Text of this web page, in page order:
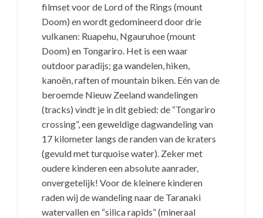
filmset voor de Lord of the Rings (mount
Doom) en wordt gedomineerd door drie
vulkanen: Ruapehu, Ngauruhoe (mount
Doom) en Tongariro. Het is een waar
outdoor paradijs; ga wandelen, hiken,
kanoën, raften of mountain biken. Eén van de
beroemde Nieuw Zeeland wandelingen
(tracks) vindt je in dit gebied: de “Tongariro
crossing”, een geweldige dagwandeling van
17 kilometer langs de randen van de kraters
(gevuld met turquoise water). Zeker met
oudere kinderen een absolute aanrader,
onvergetelijk! Voor de kleinere kinderen
raden wij de wandeling naar de Taranaki
watervallen en “silica rapids” (mineraal